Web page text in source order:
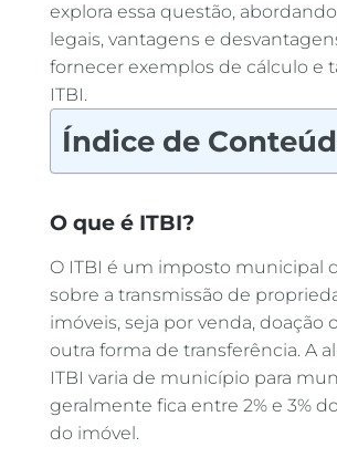
explora essa questão,
legais, vantagens e
fornecer exemplos de cálculo e
ITBI.
Índice de
O que é ITBI?
O ITBI é um imposto municipal
sobre a transmissão de
imóveis, seja por venda, doação
outra forma de transferência. A
ITBI varia de município para
geralmente fica entre 2% e 3%
do imóvel.